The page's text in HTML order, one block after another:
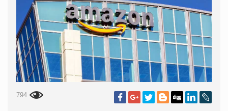
794